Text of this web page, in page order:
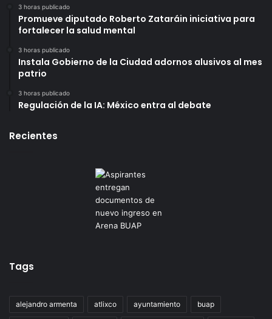
3 horas publicado
Promueve diputado Roberto Zataráin iniciativa para
fortalecer la salud mental
3 horas publicado
Instala Gobierno de la Ciudad adornos alusivos al mes
patrio
3 horas publicado
Regulación de la IA: México entra al debate
Recientes
Tags
alejandro armenta atlixco ayuntamiento buap